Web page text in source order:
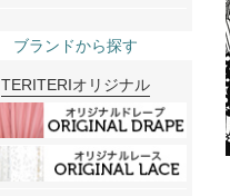
ブランドから探す
TERITERIオリジナル